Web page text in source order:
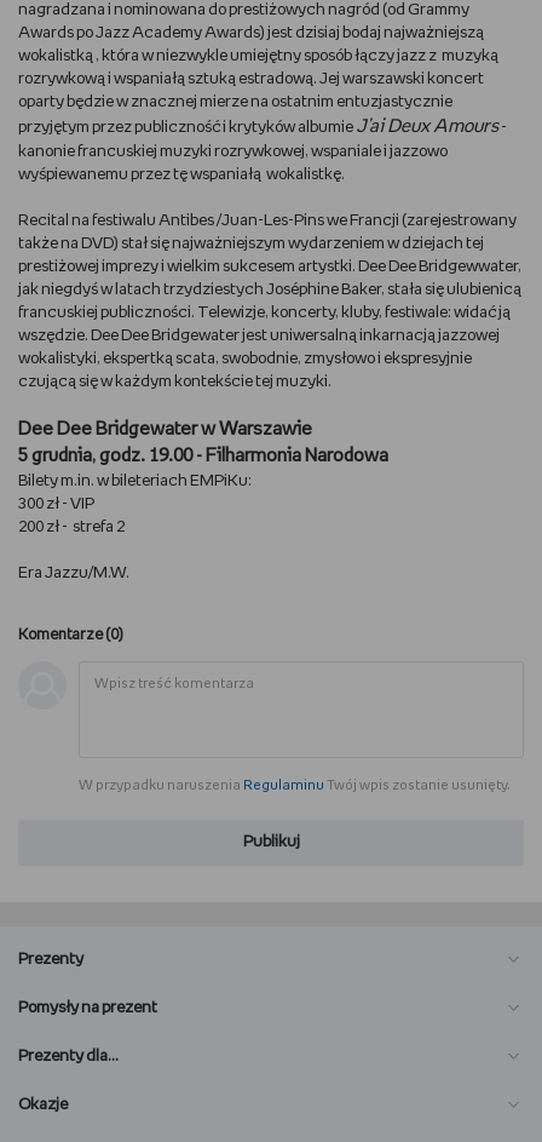
WSZYSTKO O LEGO
REDAKCJA
WYDARZENIA
POD PATRONATEM EMPIKU
nagradzana i nominowana do prestiżowych nagród (od Grammy
Awards po Jazz Academy Awards) jest dzisiaj bodaj najważniejszą
wokalistką , która w niezwykle umiejętny sposób łączy jazz z muzyką
rozrywkową i wspaniałą sztuką estradową. Jej warszawski koncert
oparty będzie w znacznej mierze na ostatnim entuzjastycznie
przyjętym przez publiczność i krytyków albumie J’ai Deux Amours-
kanonie francuskiej muzyki rozrywkowej, wspaniale i jazzowo
wyśpiewanemu przez tę wspaniałą wokalistkę.
Recital na festiwalu Antibes /Juan-Les-Pins we Francji (zarejestrowany
także na DVD) stał się najważniejszym wydarzeniem w dziejach tej
prestiżowej imprezy i wielkim sukcesem artystki. Dee Dee Bridgewwater,
jak niegdyś w latach trzydziestych Joséphine Baker, stała się ulubienicą
francuskiej publiczności. Telewizje, koncerty, kluby, festiwale: widać ją
wszędzie. Dee Dee Bridgewater jest uniwersalną inkarnacją jazzowej
wokalistyki, ekspertką scata, swobodnie, zmysłowo i ekspresyjnie
czującą się w każdym kontekście tej muzyki.
Dee Dee Bridgewater w Warszawie
5 grudnia, godz. 19.00 - Filharmonia Narodowa
Bilety m.in. w bileteriach EMPiKu:
300 zł - VIP
200 zł - strefa 2
Era Jazzu/M.W.
Komentarze (0)
W przypadku naruszenia Regulaminu Twój wpis zostanie usunięty.
Publikuj
Prezenty
Pomysły na prezent
Prezenty dla…
Okazje